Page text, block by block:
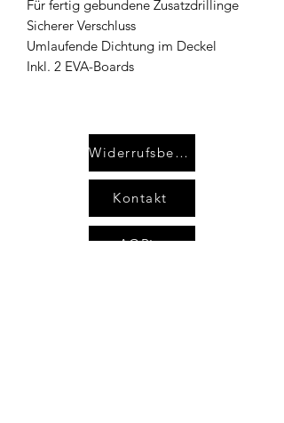
Für fertig gebundene Zusatzdrillinge
Sicherer Verschluss
Umlaufende Dichtung im Deckel
Inkl. 2 EVA-Boards
Widerrufsbelehrung
Kontakt
AGB`s